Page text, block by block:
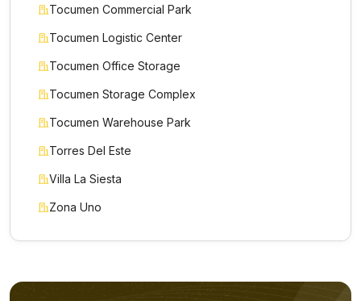
Tocumen Commercial Park
Tocumen Logistic Center
Tocumen Office Storage
Tocumen Storage Complex
Tocumen Warehouse Park
Torres Del Este
Villa La Siesta
Zona Uno